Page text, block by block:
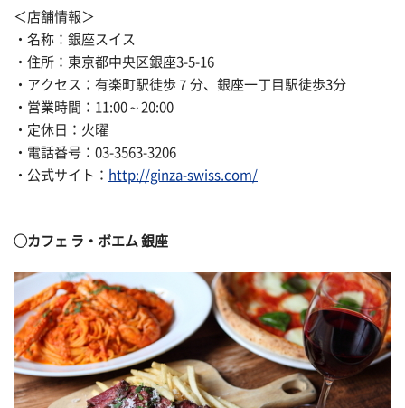
＜店舗情報＞
・名称：銀座スイス
・住所：東京都中央区銀座3-5-16
・アクセス：有楽町駅徒歩７分、銀座一丁目駅徒歩3分
・営業時間：11:00～20:00
・定休日：火曜
・電話番号：03-3563-3206
・公式サイト： http://ginza-swiss.com/
◯カフェ ラ・ボエム 銀座